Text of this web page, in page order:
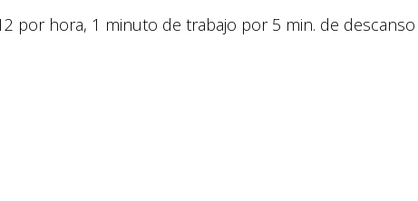
por hora, 1 minuto de trabajo por 5 min. de descanso